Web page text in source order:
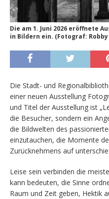
Die am 1. Juni 2026 eröffnete
in Bildern ein. (Fotograf:
Die Stadt- und
einer neuen Ausstellung
und Titel der Ausstellung ist
die Besucher, sondern ein
die Bildwelten des
einzutauchen, die Momente
Zurücknehmens auf
Leise sein verbinden die
kann bedeuten, die Sinne
Raum und Zeit geben, Hektik